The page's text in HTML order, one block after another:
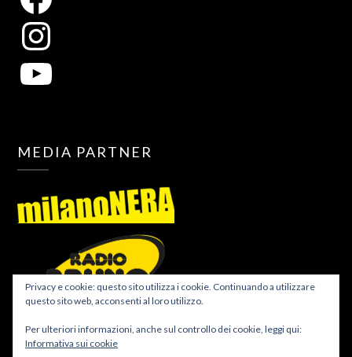
MEDIA PARTNER
Privacy e cookie: questo sito utilizza i cookie. Continuando a utilizzare
questo sito web, acconsenti al loro utilizzo.
Per ulteriori informazioni, anche sul controllo dei cookie, leggi qui:
Informativa sui cookie